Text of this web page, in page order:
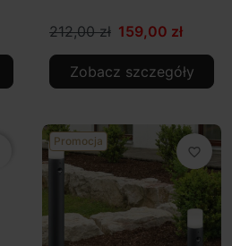
212,00 zł 159,00 zł
Zobacz szczegóły
Promocja
favorite_border